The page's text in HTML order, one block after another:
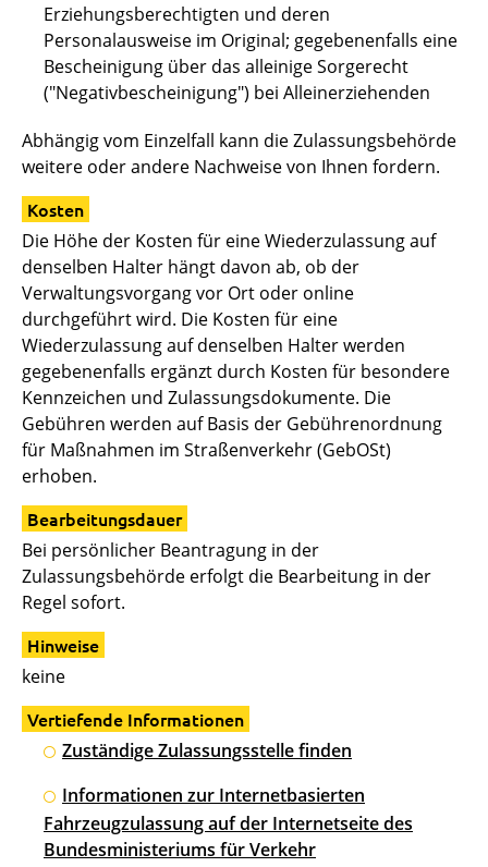
Erziehungsberechtigten und deren
Personalausweise im Original; gegebenenfalls eine
Bescheinigung über das alleinige Sorgerecht
("Negativbescheinigung") bei Alleinerziehenden
Abhängig vom Einzelfall kann die Zulassungsbehörde
weitere oder andere Nachweise von Ihnen fordern.
Kosten
Die Höhe der Kosten für eine Wiederzulassung auf
denselben Halter hängt davon ab, ob der
Verwaltungsvorgang vor Ort oder online
durchgeführt wird. Die Kosten für eine
Wiederzulassung auf denselben Halter werden
gegebenenfalls ergänzt durch Kosten für besondere
Kennzeichen und Zulassungsdokumente. Die
Gebühren werden auf Basis der Gebührenordnung
für Maßnahmen im Straßenverkehr (GebOSt)
erhoben.
Bearbeitungsdauer
Bei persönlicher Beantragung in der
Zulassungsbehörde erfolgt die Bearbeitung in der
Regel sofort.
Hinweise
keine
Vertiefende Informationen
Zuständige Zulassungsstelle finden
Informationen zur Internetbasierten
Fahrzeugzulassung auf der Internetseite des
Bundesministeriums für Verkehr